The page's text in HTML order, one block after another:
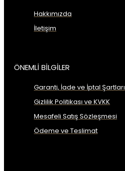
Hakkımızda
İletişim
ÖNEMLİ BİLGİLER
Garanti, İade ve İptal Şartları
Gizlilik Politikası ve KVKK
Mesafeli Satış Sözleşmesi
Ödeme ve Teslimat